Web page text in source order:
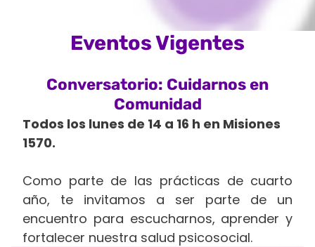
Eventos Vigentes
Conversatorio: Cuidarnos en
Comunidad
Todos los lunes de 14 a 16 h en Misiones
1570.
Como parte de las prácticas de cuarto
año, te invitamos a ser parte de un
encuentro para escucharnos, aprender y
fortalecer nuestra salud psicosocial.